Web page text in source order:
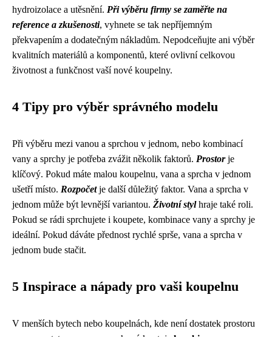
hydroizolace a utěsnění. Při výběru firmy se zaměřte na
reference a zkušenosti, vyhnete se tak nepříjemným
překvapením a dodatečným nákladům. Nepodceňujte ani výběr
kvalitních materiálů a komponentů, které ovlivní celkovou
životnost a funkčnost vaší nové koupelny.
4 Tipy pro výběr správného modelu
Při výběru mezi vanou a sprchou v jednom, nebo kombinací
vany a sprchy je potřeba zvážit několik faktorů. Prostorje
klíčový. Pokud máte malou koupelnu, vana a sprcha v jednom
ušetří místo. Rozpočetje další důležitý faktor. Vana a sprcha v
jednom může být levnější variantou. Životní stylhraje také roli.
Pokud se rádi sprchujete i koupete, kombinace vany a sprchy je
ideální. Pokud dáváte přednost rychlé sprše, vana a sprcha v
jednom bude stačit.
5 Inspirace a nápady pro vaši koupelnu
V menších bytech nebo koupelnách, kde není dostatek prostoru